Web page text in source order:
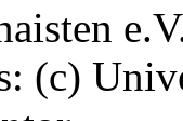
(c)